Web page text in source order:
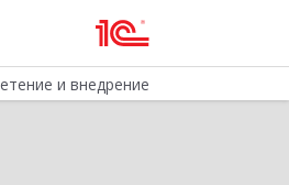
и внедрение